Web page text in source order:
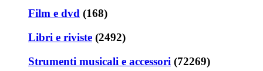
Film e dvd (168)
Libri e riviste (2492)
Strumenti musicali e accessori (72269)